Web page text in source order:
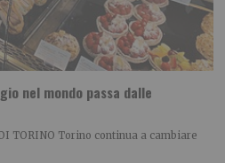
nel mondo passa dalle
TORINO Torino continua a cambiare